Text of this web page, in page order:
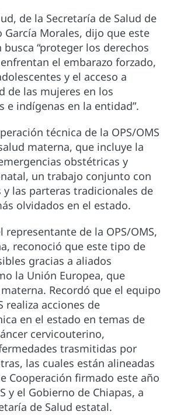
de la Secretaría de Salud de
García Morales, dijo que este
“proteger los derechos
el embarazo forzado,
y el acceso a
de las mujeres en los
indígenas en la entidad”.
técnica de la OPS/OMS
materna, que incluye la
obstétricas y
un trabajo conjunto con
y las parteras tradicionales de
olvidados en el estado.
representante de la OPS/OMS,
reconoció que este tipo de
gracias a aliados
la Unión Europea, que
Recordó que el equipo
realiza acciones de
en el estado en temas de
cervicouterino,
trasmitidas por
las cuales están alineadas
Cooperación firmado este año
y el Gobierno de Chiapas, a
de Salud estatal.